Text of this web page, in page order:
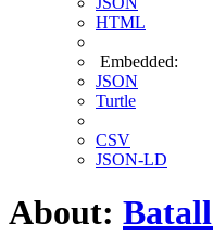
HTML
Embedded:
JSON
Turtle
CSV
JSON-LD
About: